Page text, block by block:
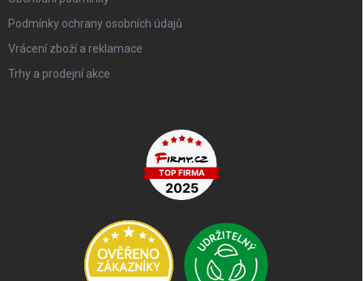
Podmínky ochrany osobních údajů
Vrácení zboží a reklamace
Trhy a prodejní akce